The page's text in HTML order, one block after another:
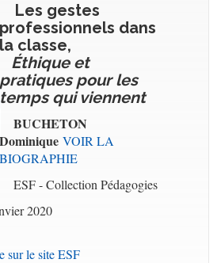
Les gestes
professionnels dans
la classe,
Éthique et
pratiques pour les
temps qui viennent
BUCHETON
Dominique VOIR LA
BIOGRAPHIE
ESF - Collection Pédagogies
2020
sur le site ESF